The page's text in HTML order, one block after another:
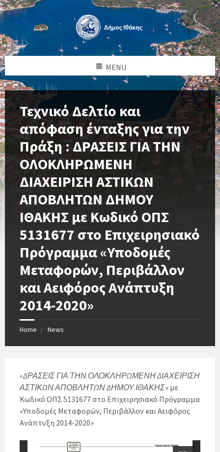
MENU
Τεχνικό Δελτίο και
απόφαση ένταξης για την
Πράξη : ΔΡΑΣΕΙΣ ΓΙΑ ΤΗΝ
ΟΛΟΚΛΗΡΩΜΕΝΗ
ΔΙΑΧΕΙΡΙΣΗ ΑΣΤΙΚΩΝ
ΑΠΟΒΛΗΤΩΝ ΔΗΜΟΥ
ΙΘΑΚΗΣ με Κωδικό ΟΠΣ
5131677 στο Επιχειρησιακό
Πρόγραμμα «Υποδομές
Μεταφορών, Περιβάλλον
και Αειφόρος Ανάπτυξη
2014-2020»
Home News
«ΔΡΑΣΕΙΣ ΓΙΑ ΤΗΝ ΟΛΟΚΛΗΡΩΜΕΝΗ ΔΙΑΧΕΙΡΙΣΗ
ΑΣΤΙΚΩΝ ΑΠΟΒΛΗΤΩΝ ΔΗΜΟΥ ΙΘΑΚΗΣ» με
Κωδικό ΟΠΣ 5131677 στο Επιχειρησιακό Πρόγραμμα
«Υποδομές Μεταφορών, Περιβάλλον και Αειφόρος
Ανάπτυξη 2014-2020»